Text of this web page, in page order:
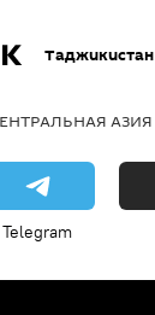
Таджикистан
АЗИЯ
Telegram